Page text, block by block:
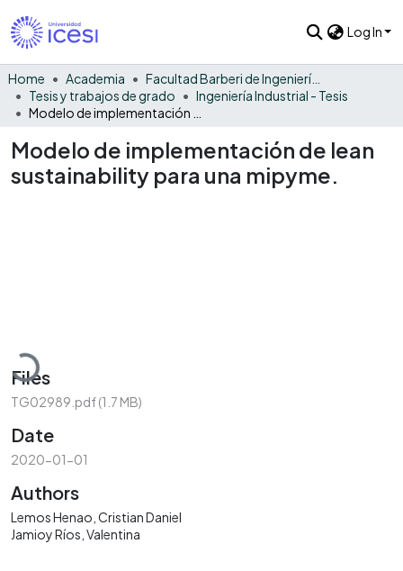
Log In
Home Academia
Facultad Barberi de Ingeniería, Diseño y Ciencias Aplicadas
Tesis y trabajos de grado
Ingeniería Industrial - Tesis
Modelo de implementación de lean
sustainability para una mipyme.
Loading...
Files
TG02989.pdf(1.7 MB)
Date
2020-01-01
Authors
Lemos Henao, Cristian Daniel
Jamioy Ríos, Valentina